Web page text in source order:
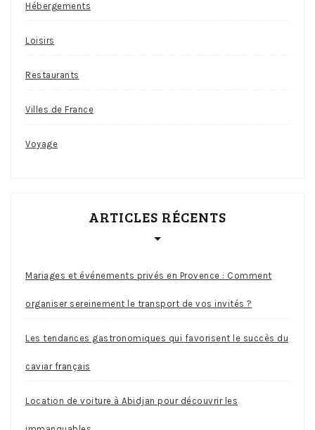
Hébergements
Loisirs
Restaurants
Villes de France
Voyage
ARTICLES RÉCENTS
Mariages et événements privés en Provence : Comment
organiser sereinement le transport de vos invités ?
Les tendances gastronomiques qui favorisent le succès du
caviar français
Location de voiture à Abidjan pour découvrir les